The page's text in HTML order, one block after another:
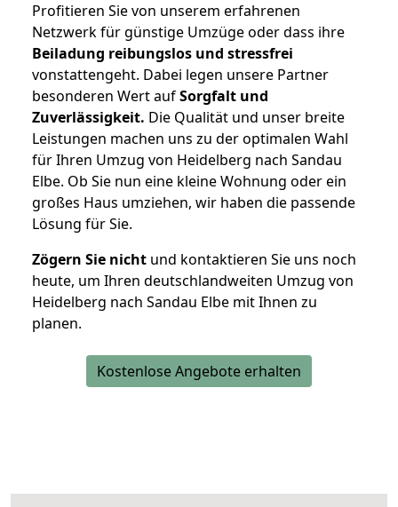
Profitieren Sie von unserem erfahrenen
Netzwerk für günstige Umzüge oder dass ihre
Beiladung reibungslos und stressfrei
vonstattengeht. Dabei legen unsere Partner
besonderen Wert aufSorgfalt und
Zuverlässigkeit. Die Qualität und unser breite
Leistungen machen uns zu der optimalen Wahl
für Ihren Umzug von Heidelberg nach Sandau
Elbe. Ob Sie nun eine kleine Wohnung oder ein
großes Haus umziehen, wir haben die passende
Lösung für Sie.
Zögern Sie nicht und kontaktieren Sie uns noch
heute, um Ihren deutschlandweiten Umzug von
Heidelberg nach Sandau Elbe mit Ihnen zu
planen.
Kostenlose Angebote erhalten